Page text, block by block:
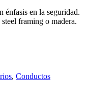
énfasis en la seguridad.
framing o madera.
, Conductos